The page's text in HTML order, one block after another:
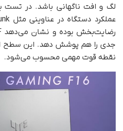
جدی را هم پوشش دهد. این سطح از
نقطه قوت مهمی محسوب می‌شود.